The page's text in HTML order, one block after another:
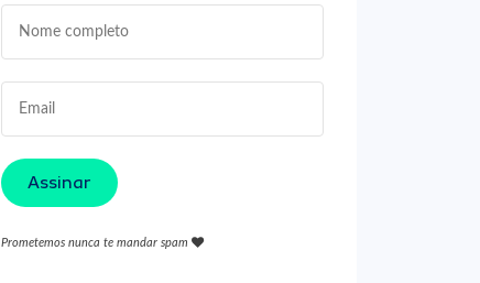
Assinar
Prometemos nunca te mandar spam